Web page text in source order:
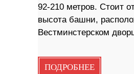
92-210 метров. Стоит
высота башни,
Вестминстерском
ПОДРОБНЕЕ